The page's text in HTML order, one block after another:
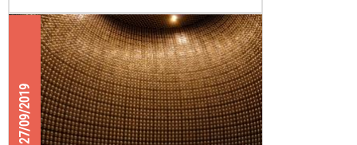
27/09/2019